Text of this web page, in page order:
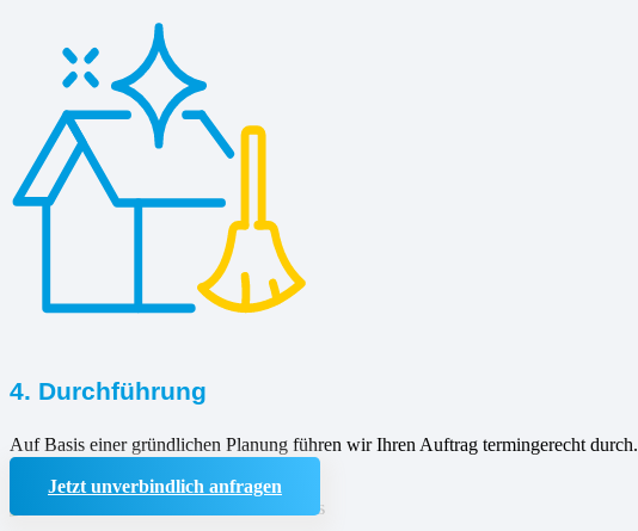
4. Durchführung
Auf Basis einer gründlichen Planung führen wir Ihren Auftrag termingerecht durch.
Jetzt unverbindlich anfragen